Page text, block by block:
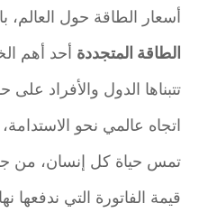
أسعار الطاقة حول العالم،
الطاقة المتجددةأحد أهم
تتبناها الدول والأفراد على
اتجاه عالمي نحو
تمس حياة كل إنسان، من جودة
قيمة الفاتورة التي ندفعها